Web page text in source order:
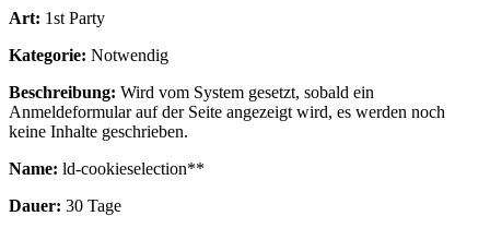
Art: 1st Party
Kategorie: Notwendig
Beschreibung: Wird vom System gesetzt, sobald ein
Anmeldeformular auf der Seite angezeigt wird, es werden noch
keine Inhalte geschrieben.
Name: ld-cookieselection**
Dauer: 30 Tage